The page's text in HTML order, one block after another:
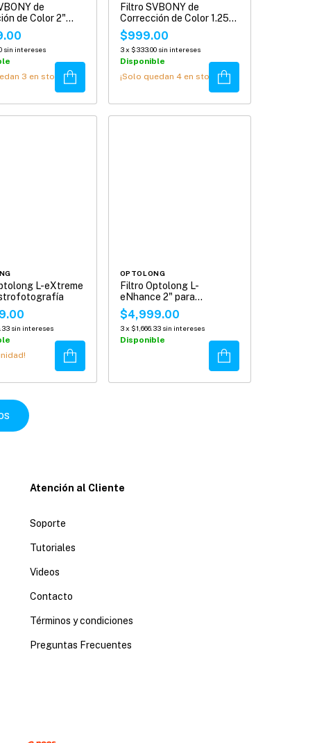
de
de Color 2"
sin intereses
3 en stock! Comprar
Filtro SVBONY de
Corrección de Color 1.25"
para Astrofotograf?a
SV231
$999.00
3 x $333.00 sin intereses
Disponible
¡Solo quedan 4en stock! Comprar
L-eXtreme
sin intereses
Comprar
OPTOLONG
Filtro Optolong L-
eNhance 2" para
Astrofotografía
$4,999.00
3 x $1,666.33 sin intereses
Disponible
Comprar
Atención al Cliente
Soporte
Tutoriales
Videos
Contacto
Términos y condiciones
Preguntas Frecuentes